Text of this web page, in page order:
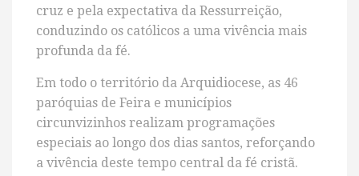
cruz e pela expectativa da Ressurreição,
conduzindo os católicos a uma vivência mais
profunda da fé.
Em todo o território da Arquidiocese, as 46
paróquias de Feira e municípios
circunvizinhos realizam programações
especiais ao longo dos dias santos, reforçando
a vivência deste tempo central da fé cristã.